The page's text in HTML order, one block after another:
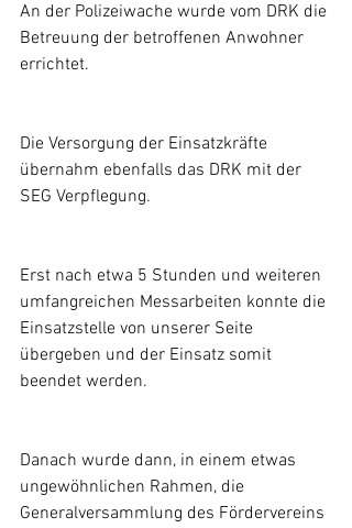
An der Polizeiwache wurde vom DRK die
Betreuung der betroffenen Anwohner
errichtet.
Die Versorgung der Einsatzkräfte
übernahm ebenfalls das DRK mit der
SEG Verpflegung.
Erst nach etwa 5 Stunden und weiteren
umfangreichen Messarbeiten konnte die
Einsatzstelle von unserer Seite
übergeben und der Einsatz somit
beendet werden.
Danach wurde dann, in einem etwas
ungewöhnlichen Rahmen, die
Generalversammlung des Fördervereins